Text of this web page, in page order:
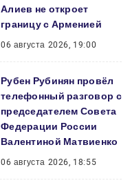
Алиев не откроет
границу с Арменией
06 августа 2026, 19:00
Рубен Рубинян провёл
телефонный разговор с
председателем Совета
Федерации России
Валентиной Матвиенко
06 августа 2026, 18:55